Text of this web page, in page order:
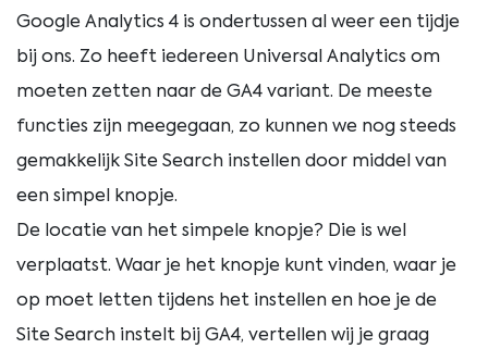
Google Analytics 4 is ondertussen al weer een tijdje
bij ons. Zo heeft iedereen Universal Analytics om
moeten zetten naar de GA4 variant. De meeste
functies zijn meegegaan, zo kunnen we nog steeds
gemakkelijk Site Search instellen door middel van
een simpel knopje.
De locatie van het simpele knopje? Die is wel
verplaatst. Waar je het knopje kunt vinden, waar je
op moet letten tijdens het instellen en hoe je de
Site Search instelt bij GA4, vertellen wij je graag